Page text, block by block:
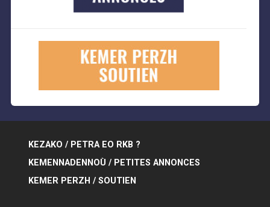
KEZAKO / PETRA EO RKB ?
KEMENNADENNOÙ / PETITES ANNONCES
KEMER PERZH / SOUTIEN